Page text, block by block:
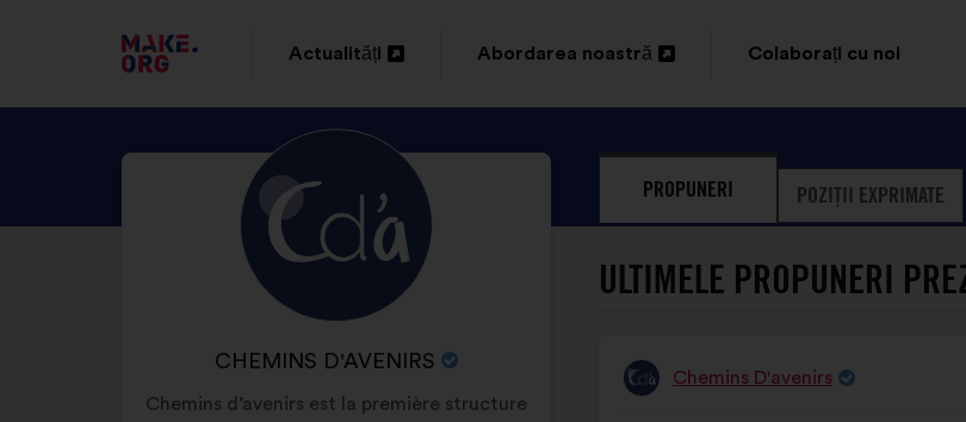
DIRECȚIONARE
SPRE
PRIMA
PAGINĂ
MAKE.ORG
Actualități
într-
nouă
Abordarea noastră
Colaborați cu noi
DESCOPERIȚI
PROFILUL
CHEMINS
D'AVENIRS
NUMELE
ORGANIZAȚIEI:
CHEMINS D'AVENIRS
Biografie:
Chemins d’avenirs est la première structure
PROPUNERI POZIȚII EXPRIMATE
ULTIMELE PROPUNERI
Propunere
Chemins D'avenirs